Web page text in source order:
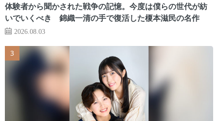
体験者から聞かされた戦争の記憶。今度は僕らの世代が紡
いでいくべき 錦織一清の手で復活した榎本滋民の名作
2026.08.03